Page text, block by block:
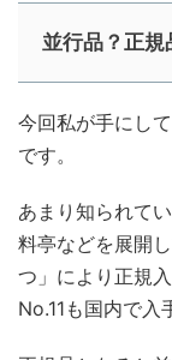
並行品？正規
今回私が手にし
です。
あまり知られて
料亭などを展開
つ」により正規
No.11も国内で